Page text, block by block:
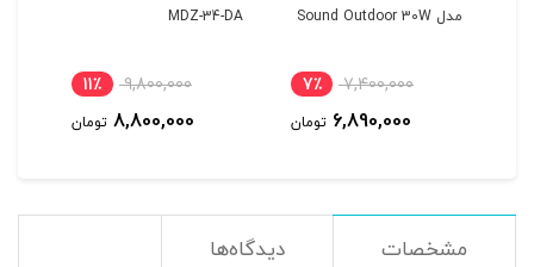
مدل Sound Outdoor 30W
7,400,000 7٪
6,890,000 تومان
MDZ-34-DA
9,800,000 11٪
8,800,000 تومان
مشخصات دیدگاه‌ها